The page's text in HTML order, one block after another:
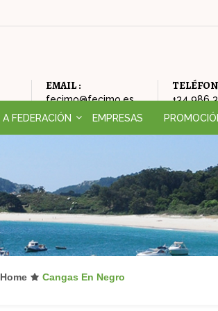
EMAIL :
fecimo@fecimo.es +34 986
A FEDERACIÓN
FILOSOFÍA DA FEDERACIÓN
ONDE ESTAMOS
EMPRESAS
FEIRA DE
AMODIÑA
NADAL
Home Cangas En Negro